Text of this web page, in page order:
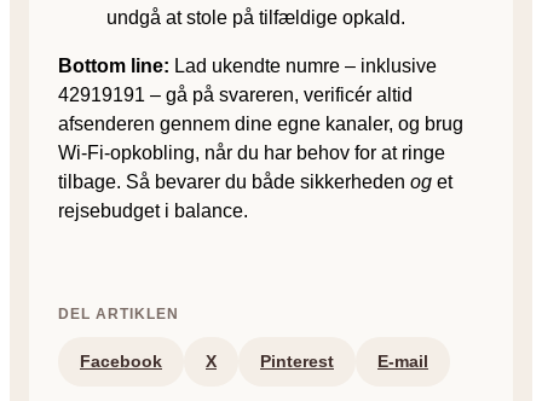
undgå at stole på tilfældige opkald.
Bottom line: Lad ukendte numre – inklusive
42919191 – gå på svareren, verificér altid
afsenderen gennem dine egne kanaler, og brug
Wi-Fi-opkobling, når du har behov for at ringe
tilbage. Så bevarer du både sikkerheden og et
rejsebudget i balance.
DEL ARTIKLEN
Facebook X Pinterest E-mail